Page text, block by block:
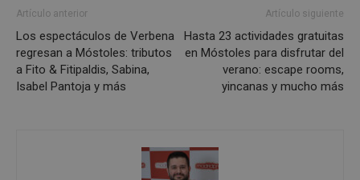
Artículo anterior
Los espectáculos de Verbena
regresan a Móstoles: tributos
a Fito & Fitipaldis, Sabina,
Isabel Pantoja y más
Artículo siguiente
Hasta 23 actividades gratuitas
en Móstoles para disfrutar del
verano: escape rooms,
yincanas y mucho más